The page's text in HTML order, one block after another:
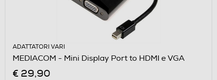
ADATTATORI VARI
MEDIACOM - Mini Display Port to HDMI e VGA
€ 29,90